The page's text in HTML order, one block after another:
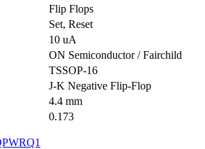
Flip Flops
Set, Reset
10 uA
ON Semiconductor / Fairchild
TSSOP-16
J-K Negative Flip-Flop
4.4 mm
0.173